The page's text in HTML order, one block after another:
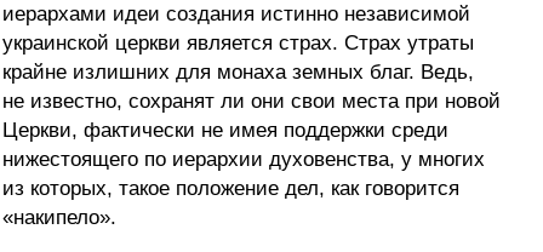
иерархами идеи создания истинно независимой
украинской церкви является страх. Страх утраты
крайне излишних для монаха земных благ. Ведь,
не известно, сохранят ли они свои места при новой
Церкви, фактически не имея поддержки среди
нижестоящего по иерархии духовенства, у многих
из которых, такое положение дел, как говорится
«накипело».